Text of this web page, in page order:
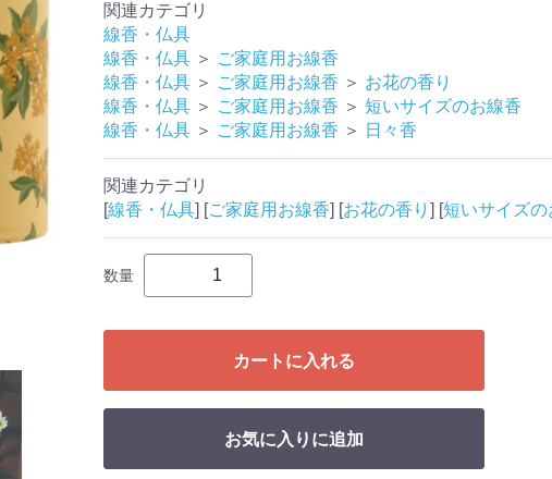
関連カテゴリ
線香・仏具
線香・仏具 ＞ ご家庭用お線香
線香・仏具 ＞ ご家庭用お線香 ＞ お花の香り
線香・仏具 ＞ ご家庭用お線香 ＞ 短いサイズのお線香
線香・仏具 ＞ ご家庭用お線香 ＞ 日々香
関連カテゴリ
[線香・仏具] [ご家庭用お線香] [お花の香り ] [短いサイズの
数量
カートに入れる
お気に入りに追加